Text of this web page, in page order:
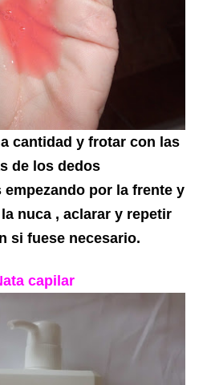
cantidad y frotar con las
de los dedos
por la frente y
nuca , aclarar y repetir
si fuese necesario.
capilar